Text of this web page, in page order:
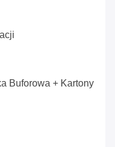
Buforowa + Kartony